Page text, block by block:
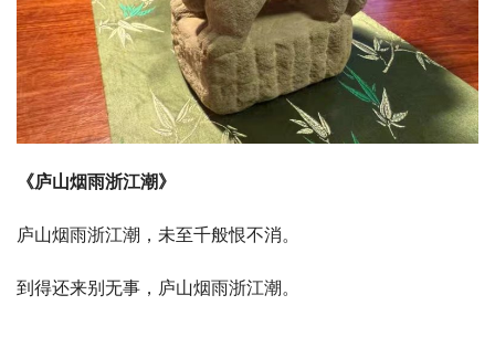
《庐山烟雨浙江潮》
庐山烟雨浙江潮，未至千般恨不消。